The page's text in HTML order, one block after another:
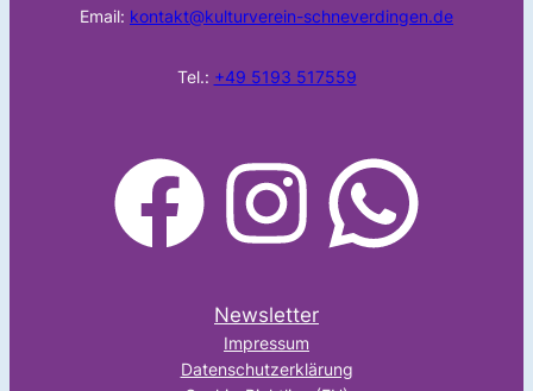
Email: kontakt@kulturverein-schneverdingen.de
Tel.: +49 5193 517559
facebook Instagram WhatsApp
Newsletter
Impressum
Datenschutzerklärung